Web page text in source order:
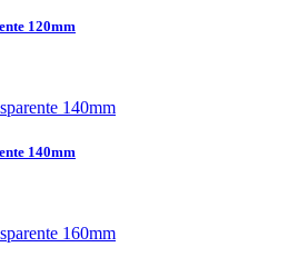
120mm
140mm